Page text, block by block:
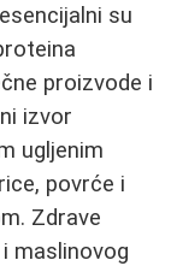
su
proizvode i
izvor
ugljenim
povrće i
Zdrave
maslinovog